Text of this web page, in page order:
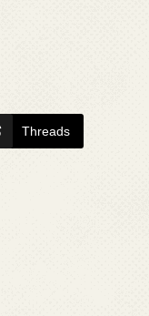
Threads